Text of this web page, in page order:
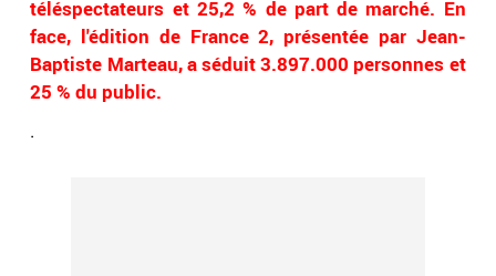
téléspectateurs et 25,2 % de part de marché. En
face, l'édition de France 2, présentée par Jean-
Baptiste Marteau, a séduit 3.897.000 personnes et
25 % du public.
.